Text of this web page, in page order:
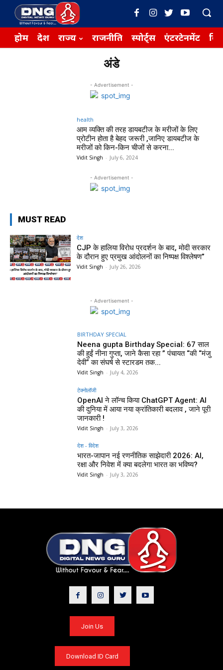
होम देश राज्य राजनीति स्पोर्ट्स एंटरटेनमेंट
अंडे
- Advertisement -
health
आम व्यक्ति की तरह डायबटीज के मरीजों के लिए
प्रोटीन होता है बेहद जरूरी ,जानिए डायबटीज के
मरीजों को किन-किन चीजों से करना...
Vidit Singh - July 6, 2024
- Advertisement -
MUST READ
देश
CJP के हालिया विरोध प्रदर्शन के बाद, मोदी सरकार
के दौरान हुए प्रमुख आंदोलनों का निष्पक्ष विश्लेषण”
Vidit Singh - July 26, 2026
- Advertisement -
BIRTHDAY SPECIAL
Neena gupta Birthday Special: 67 साल
की हुईं नीना गुप्ता, जाने कैसा रहा ” पंचायत “की “मंजु
देवी” का संघर्ष से स्टारडम तक...
Vidit Singh - July 4, 2026
टेक्नोलॉजी
OpenAI ने लॉन्च किया ChatGPT Agent: AI
की दुनिया में आया नया क्रांतिकारी बदलाव , जाने पूरी
जानकारी !
Vidit Singh - July 3, 2026
देश - विदेश
भारत-जापान नई रणनीतिक साझेदारी 2026: AI,
रक्षा और निवेश में क्या बदलेगा भारत का भविष्य?
Vidit Singh - July 3, 2026
Join Us
Download ID Card